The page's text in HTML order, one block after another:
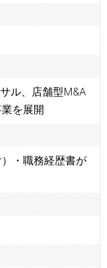
ル、店舗型M&A
を展開
・職務経歴書が